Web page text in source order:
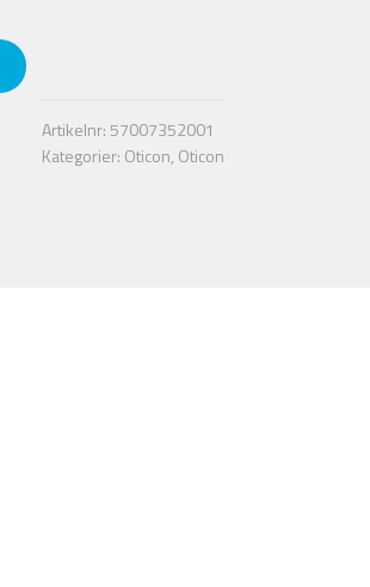
Artikelnr: 57007352001
Kategorier: Oticon, Oticon